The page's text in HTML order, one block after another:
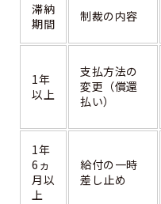
滞納
期間
制裁の内容
1年
以上
支払方法の
変更（償還
払い）
1年
6ヵ
月以
上
給付の一時
差し止め